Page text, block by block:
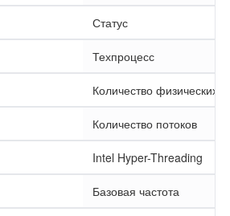
Статус
Техпроцесс
Количество физических
Количество потоков
Intel Hyper-Threading
Базовая частота